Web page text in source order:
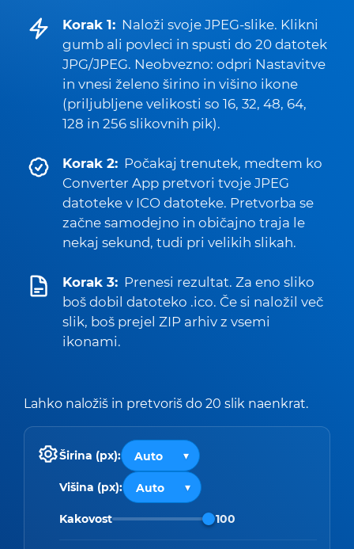
Korak 1: Naloži svoje JPEG-slike. Klikni
gumb ali povleci in spusti do 20 datotek
JPG/JPEG. Neobvezno: odpri Nastavitve
in vnesi želeno širino in višino ikone
(priljubljene velikosti so 16, 32, 48, 64,
128 in 256 slikovnih pik).
Korak 2: Počakaj trenutek, medtem ko
Converter App pretvori tvoje JPEG
datoteke v ICO datoteke. Pretvorba se
začne samodejno in običajno traja le
nekaj sekund, tudi pri velikih slikah.
Korak 3: Prenesi rezultat. Za eno sliko
boš dobil datoteko .ico. Če si naložil več
slik, boš prejel ZIP arhiv z vsemi
ikonami.
Lahko naložiš in pretvoriš do 20 slik naenkrat.
Širina (px):
Višina (px):
Kakovost 100